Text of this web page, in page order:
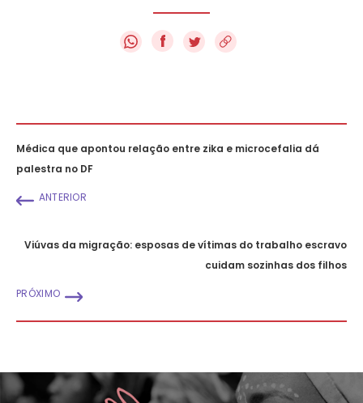
f
Médica que apontou relação entre zika e microcefalia dá
palestra no DF
ANTERIOR
Viúvas da migração: esposas de vítimas do trabalho escravo
cuidam sozinhas dos filhos
PRÓXIMO